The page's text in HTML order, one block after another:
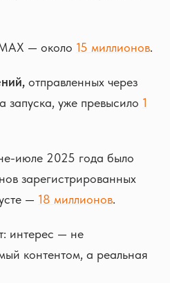
— около 15 миллионов.
отправленных через
запуска, уже превысило 1
июле 2025 года было
зарегистрированных
— 18 миллионов.
интерес — не
контентом, а реальная